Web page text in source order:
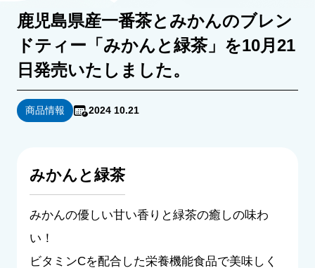
鹿児島県産一番茶とみかんのブレン
ドティー「みかんと緑茶」を10月21
日発売いたしました。
商品情報 2024 10.21
みかんと緑茶
みかんの優しい甘い香りと緑茶の癒しの味わ
い！
ビタミンCを配合した栄養機能食品で美味しく